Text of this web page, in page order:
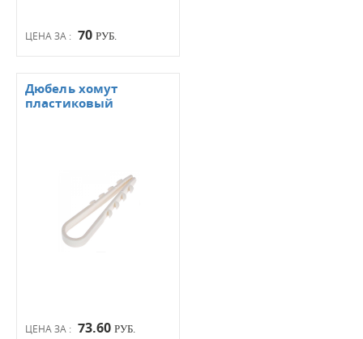
ЦЕНА ЗА : 70 РУБ.
ЦЕНА ЗА : 73.60 РУБ.
Дюбель хомут
пластиковый